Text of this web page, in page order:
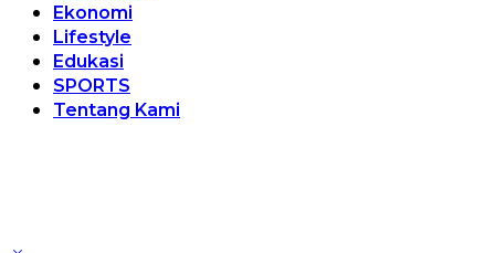
Ekonomi
Lifestyle
Edukasi
SPORTS
Tentang Kami